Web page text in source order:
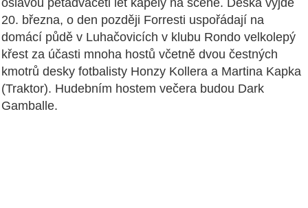
oslavou pětadvaceti let kapely na scéně. Deska vyjde
20. března, o den později Forresti uspořádají na
domácí půdě v Luhačovicích v klubu Rondo velkolepý
křest za účasti mnoha hostů včetně dvou čestných
kmotrů desky fotbalisty Honzy Kollera a Martina Kapka
(Traktor). Hudebním hostem večera budou Dark
Gamballe.